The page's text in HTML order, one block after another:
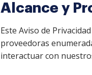
Alcance y
Este Aviso de
proveedoras
interactuar con